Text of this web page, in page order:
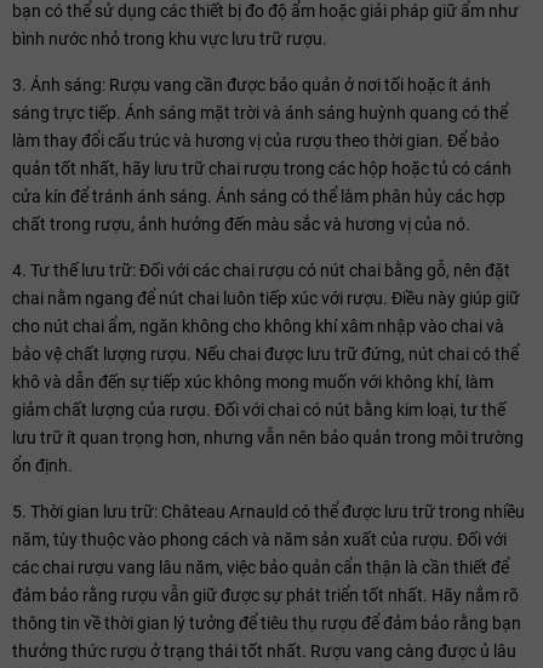
bạn có thể sử dụng các thiết bị đo độ ẩm hoặc giải pháp giữ ẩm như
bình nước nhỏ trong khu vực lưu trữ rượu.
3. Ánh sáng: Rượu vang cần được bảo quản ở nơi tối hoặc ít ánh
sáng trực tiếp. Ánh sáng mặt trời và ánh sáng huỳnh quang có thể
làm thay đổi cấu trúc và hương vị của rượu theo thời gian. Để bảo
quản tốt nhất, hãy lưu trữ chai rượu trong các hộp hoặc tủ có cánh
cửa kín để tránh ánh sáng. Ánh sáng có thể làm phân hủy các hợp
chất trong rượu, ảnh hưởng đến màu sắc và hương vị của nó.
4. Tư thế lưu trữ: Đối với các chai rượu có nút chai bằng gỗ, nên đặt
chai nằm ngang để nút chai luôn tiếp xúc với rượu. Điều này giúp giữ
cho nút chai ẩm, ngăn không cho không khí xâm nhập vào chai và
bảo vệ chất lượng rượu. Nếu chai được lưu trữ đứng, nút chai có thể
khô và dẫn đến sự tiếp xúc không mong muốn với không khí, làm
giảm chất lượng của rượu. Đối với chai có nút bằng kim loại, tư thế
lưu trữ ít quan trọng hơn, nhưng vẫn nên bảo quản trong môi trường
ổn định.
5. Thời gian lưu trữ: Château Arnauld có thể được lưu trữ trong nhiều
năm, tùy thuộc vào phong cách và năm sản xuất của rượu. Đối với
các chai rượu vang lâu năm, việc bảo quản cẩn thận là cần thiết để
đảm bảo rằng rượu vẫn giữ được sự phát triển tốt nhất. Hãy nắm rõ
thông tin về thời gian lý tưởng để tiêu thụ rượu để đảm bảo rằng bạn
thưởng thức rượu ở trạng thái tốt nhất. Rượu vang càng được ủ lâu